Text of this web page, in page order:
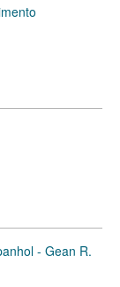
- Gean R.